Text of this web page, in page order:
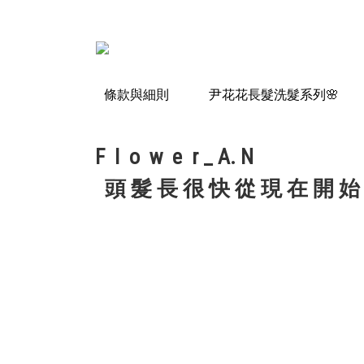
條款與細則 尹花花長髮洗髮系列🌸
F l o w e r _ A. N
頭 髮 長 很 快 從 現 在 開